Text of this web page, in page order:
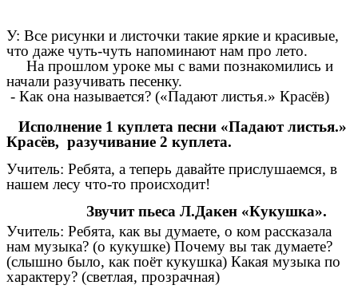
У: Все рисунки и листочки такие яркие и красивые,
что даже чуть-чуть напоминают нам про лето.
На прошлом уроке мы с вами познакомились и
начали разучивать песенку.
- Как она называется? («Падают листья.» Красёв)
Исполнение 1 куплета песни «Падают листья.»
Красёв, разучивание 2 куплета.
Учитель: Ребята, а теперь давайте прислушаемся, в
нашем лесу что-то происходит!
Звучит пьеса Л.Дакен «Кукушка».
Учитель: Ребята, как вы думаете, о ком рассказала
нам музыка? (о кукушке) Почему вы так думаете?
(слышно было, как поёт кукушка) Какая музыка по
характеру? (светлая, прозрачная)